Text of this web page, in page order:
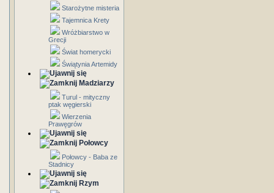
Starożytne misteria
Tajemnica Krety
Wróżbiarstwo w
Grecji
Świat homerycki
Świątynia Artemidy
Madziarzy
Turul - mityczny
ptak węgierski
Wierzenia
Prawęgrów
Połowcy
Połowcy - Baba ze
Stadnicy
Rzym